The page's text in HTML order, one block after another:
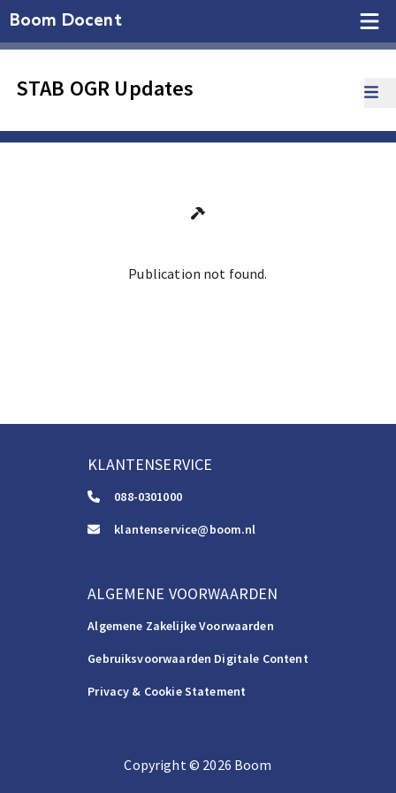
Boom Docent
STAB OGR Updates
Publication not found.
KLANTENSERVICE
088-0301000
klantenservice@boom.nl
ALGEMENE VOORWAARDEN
Algemene Zakelijke Voorwaarden
Gebruiksvoorwaarden Digitale Content
Privacy & Cookie Statement
Copyright©️ 2026 Boom